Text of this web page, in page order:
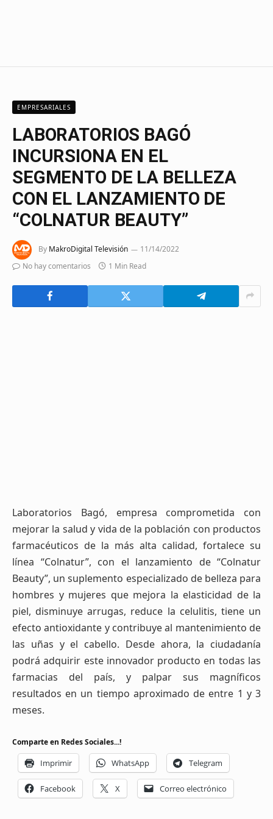
EMPRESARIALES
LABORATORIOS BAGÓ
INCURSIONA EN EL
SEGMENTO DE LA BELLEZA
CON EL LANZAMIENTO DE
“COLNATUR BEAUTY”
By MakroDigital Televisión
11/14/2022
No hay comentarios
1 Min Read
Laboratorios Bagó, empresa comprometida con
mejorar la salud y vida de la población con productos
farmacéuticos de la más alta calidad, fortalece su
línea “Colnatur”, con el lanzamiento de “Colnatur
Beauty”, un suplemento especializado de belleza para
hombres y mujeres que mejora la elasticidad de la
piel, disminuye arrugas, reduce la celulitis, tiene un
efecto antioxidante y contribuye al mantenimiento de
las uñas y el cabello. Desde ahora, la ciudadanía
podrá adquirir este innovador producto en todas las
farmacias del país, y palpar sus magníficos
resultados en un tiempo aproximado de entre 1 y 3
meses.
Comparte en Redes Sociales...!
Imprimir WhatsApp Telegram
Facebook X Correo electrónico